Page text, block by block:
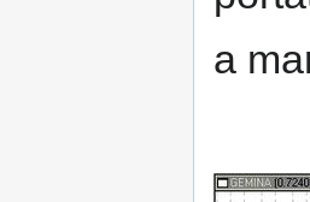
a